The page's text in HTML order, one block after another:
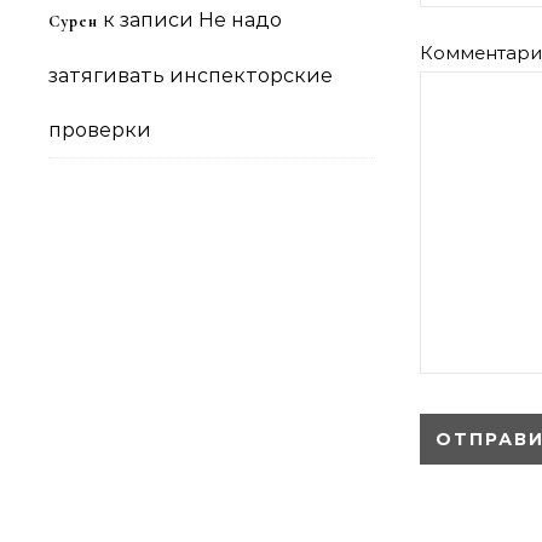
Сурен к записи Не надо
затягивать инспекторские
проверки